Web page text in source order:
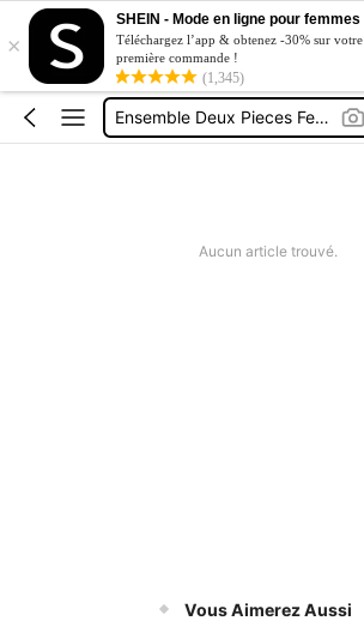
×
SHEIN - Mode en ligne pour femmes
Téléchargez l’app & obtenez -30% sur votre
première commande !
(1,345)
Short Jeans Femme
Squishy
Maillot De Bain Femme
Aucun article trouvé.
Vous Aimerez Aussi